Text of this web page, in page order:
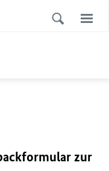
zur